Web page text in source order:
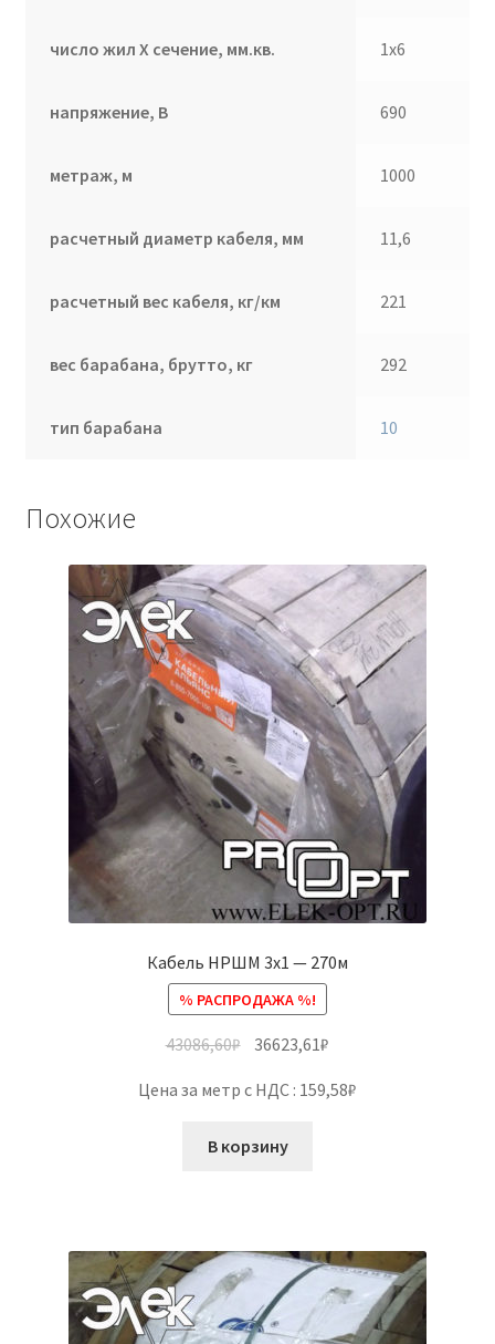
число жил Х сечение, мм.кв. 1х6
напряжение, В 690
метраж, м 1000
расчетный диаметр кабеля, мм 11,6
расчетный вес кабеля, кг/км 221
вес барабана, брутто, кг 292
тип барабана 10
Похожие
Кабель НРШМ 3х1 — 270м
% РАСПРОДАЖА %!
43086,60₽ 36623,61₽
Цена за метр с НДС : 159,58₽
В корзину